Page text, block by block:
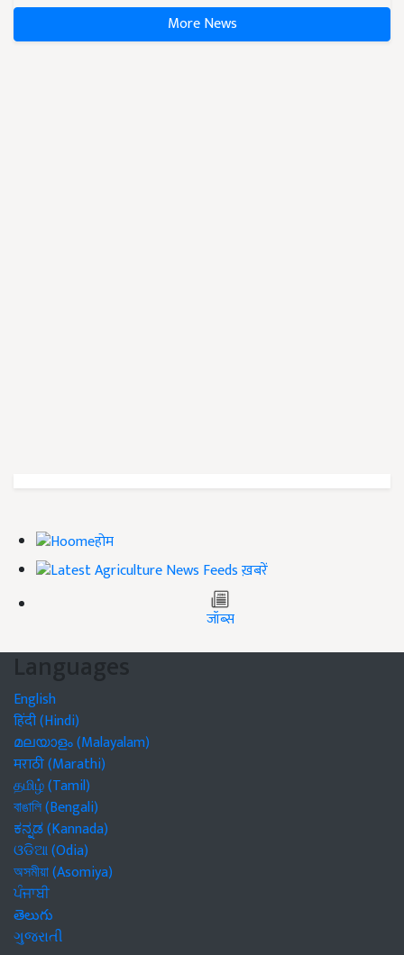
More News
होम
ख़बरें
जॉब्स
Languages
English
हिंदी (Hindi)
മലയാളം (Malayalam)
मराठी (Marathi)
தமிழ் (Tamil)
বাঙালি (Bengali)
ಕನ್ನಡ (Kannada)
ଓଡିଆ (Odia)
অসমীয়া (Asomiya)
ਪੰਜਾਬੀ
తెలుగు
ગુજરાતી